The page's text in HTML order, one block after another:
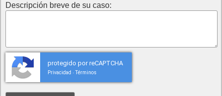
Descripción breve de su caso:
protegido por reCAPTCHA
Privacidad - Términos